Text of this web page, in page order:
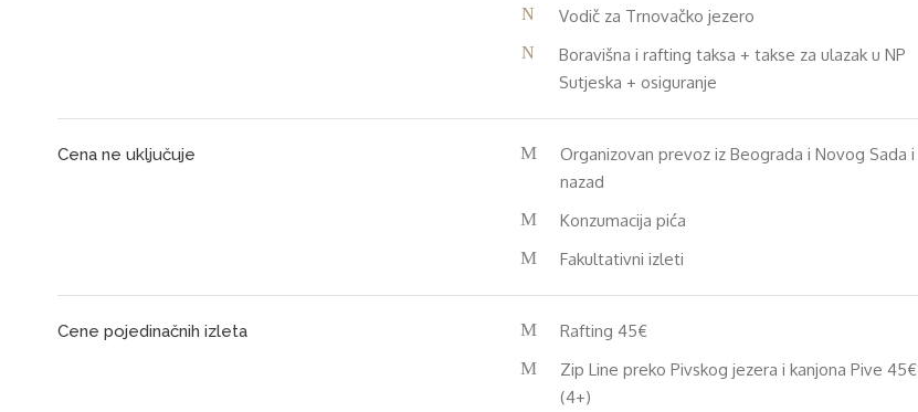
Vodič za Trnovačko jezero
Boravišna i rafting taksa + takse za ulazak u NP
Sutjeska + osiguranje
Cena ne uključuje
Organizovan prevoz iz Beograda i Novog Sada i
nazad
Konzumacija pića
Fakultativni izleti
Cene pojedinačnih izleta
Rafting 45€
Zip Line preko Pivskog jezera i kanjona Pive 45€
(4+)